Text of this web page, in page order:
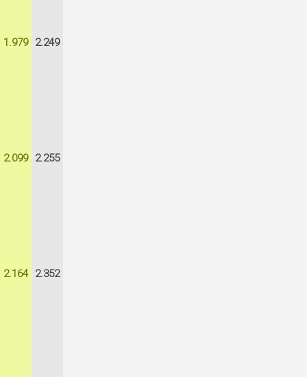
1.979 2.249
2.099 2.255
2.164 2.352